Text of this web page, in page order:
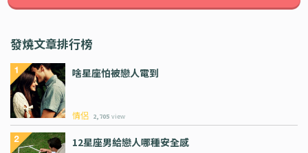
發燒文章排行榜
啥星座怕被戀人電到
情侶 2,705 view
12星座男給戀人哪種安全感